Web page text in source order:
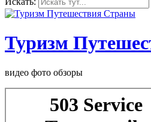
Туризм
видео фото обзоры